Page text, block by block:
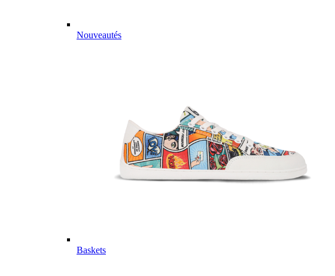
Nouveautés
Baskets